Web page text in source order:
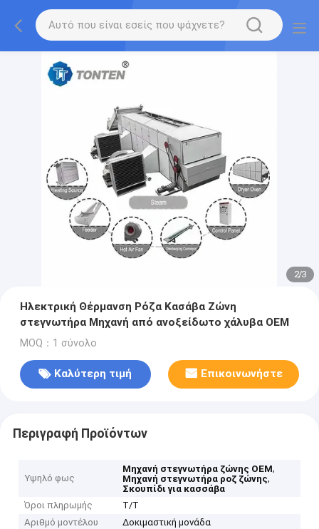
2/3
Ηλεκτρική Θέρμανση Ρόζα Κασάβα Ζώνη
στεγνωτήρα Μηχανή από ανοξείδωτο χάλυβα OEM
MOQ：1 σύνολο
Καλύτερη τιμή Επικοινωνήστε
Περιγραφή Προϊόντων
Υψηλό φως
Μηχανή στεγνωτήρα ζώνης OEM,
Μηχανή στεγνωτήρα ροζ ζώνης,
Σκουπίδι για κασσάβα
Όροι πληρωμής
Τ/Τ
Αριθμό μοντέλου
Δοκιμαστική μονάδα